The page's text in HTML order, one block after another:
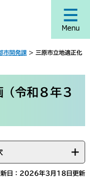
市開発課 > 三原市立地適正化
令和８年３
新日：2026年3月18日更新